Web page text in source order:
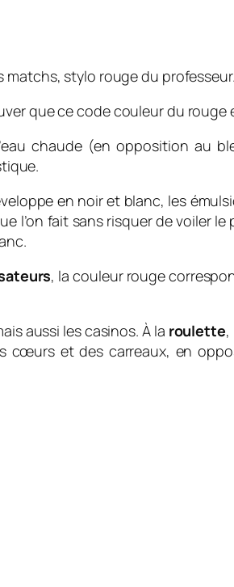
stylo rouge du professeur.
que ce code couleur du
chaude (en opposition au
en noir et blanc, les
l’on fait sans risquer de voiler
, la couleur rouge
aussi les casinos. À la roulette,
cœurs et des carreaux, en